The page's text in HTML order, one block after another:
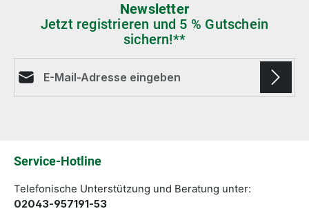
Newsletter
Jetzt registrieren und 5 % Gutschein
sichern!**
Service-Hotline
Telefonische Unterstützung und Beratung unter:
02043-957191-53